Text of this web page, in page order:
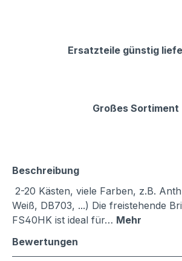
Ersatzteile günstig
Großes Sortiment
Beschreibung
2-20 Kästen, viele Farben, z.B.
Weiß, DB703, ...) Die freistehende
FS40HK ist ideal für… Mehr
Bewertungen